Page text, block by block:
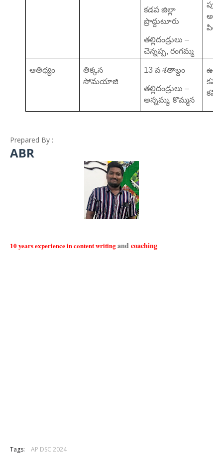
కడప జిల్లా
ప్రొద్దుటూరు
తల్లిదండ్రులు –
చెన్నప్ప, రంగమ్మ
పుత్ర,
ఆతిధ్యం
తిక్కన
సోమయాజి
13 వ శతాబ్దం
తల్లిదండ్రులు –
అన్నమ్మ, కొమ్మన
కవి
Prepared By :
ABR
10 years experience in content writingandcoaching
Tags: AP DSC 2024